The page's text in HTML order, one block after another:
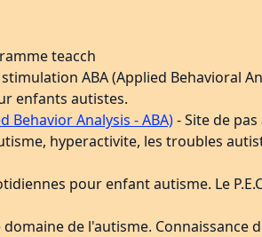
teacch
ABA (Applied Behavioral
enfants autistes.
Behavior Analysis - ABA)- Site de
hyperactivite, les troubles
pour enfant autisme. Le
de l'autisme. Connaissance